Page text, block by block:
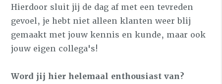
Hierdoor sluit jij de dag af met een tevreden
gevoel, je hebt niet alleen klanten weer blij
gemaakt met jouw kennis en kunde, maar ook
jouw eigen collega's!
Word jij hier helemaal enthousiast van?